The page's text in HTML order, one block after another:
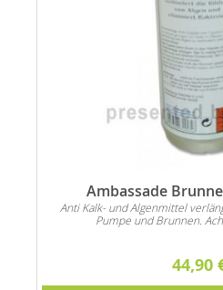
Ambassade
Anti Kalk- und Algenmittel
Pumpe und Brunnen.
44,90